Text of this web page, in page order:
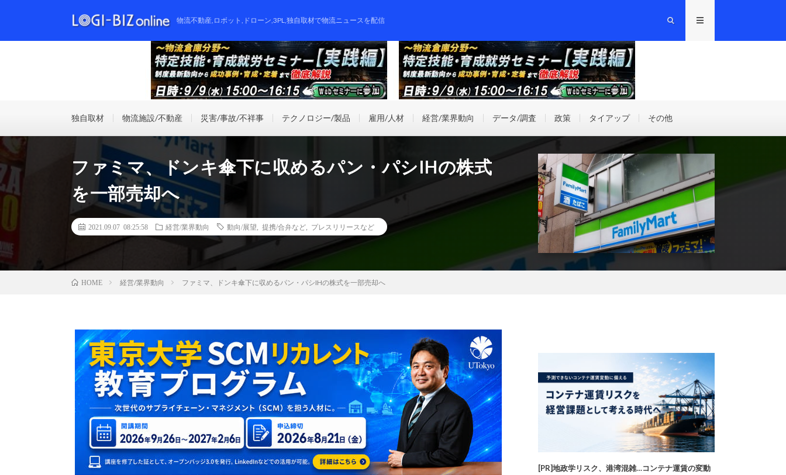
物流不動産,ロボット,ドローン,3PL,独自取材で物流ニュースを配信
独自取材 物流施設/不動産 災害/事故/不祥事 テクノロジー/製品 雇用/人材 経営/業界動向 データ/調査 政策 タイアップ その他
ファミマ、ドンキ傘下に収めるパン・パシIHの株式
を一部売却へ
2021.09.07 08:25:58 経営/業界動向 動向/展望 提携/合弁など プレスリリースなど
HOME 経営/業界動向 ファミマ、ドンキ傘下に収めるパン・パシIHの株式を一部売却へ
[PR]地政学リスク、港湾混雑…コンテナ運賃の変動